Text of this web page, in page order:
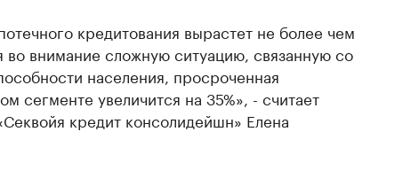
кредитования вырастет не более чем
во внимание сложную ситуацию, связанную со
населения, просроченная
сегменте увеличится на 35%», - считает
кредит консолидейшн» Елена